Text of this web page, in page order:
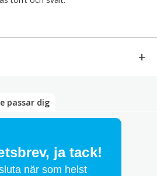
9, 2026
stark men väldigt god
passar dig
ja tack!
när som helst